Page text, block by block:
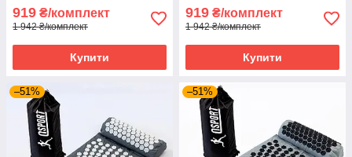
919 ₴/комплект
1 942 ₴/комплект
Купити
919 ₴/комплект
1 942 ₴/комплект
Купити
–51% –51%